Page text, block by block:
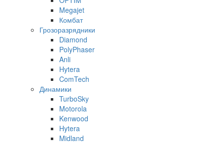
Megajet
Комбат
Грозоразрядники
Diamond
PolyPhaser
Anli
Hytera
ComTech
Динамики
TurboSky
Motorola
Kenwood
Hytera
Midland